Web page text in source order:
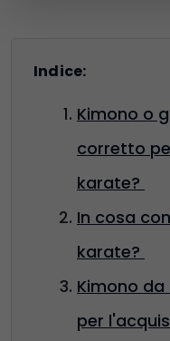
Indice:
Kimono o
corretto
karate?
In cosa
karate?
Kimono
per